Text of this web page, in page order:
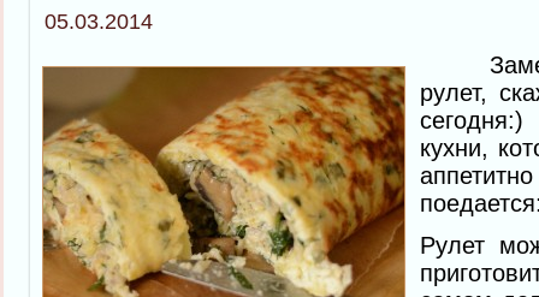
05.03.2014
рулет,
кухни,
Рулет